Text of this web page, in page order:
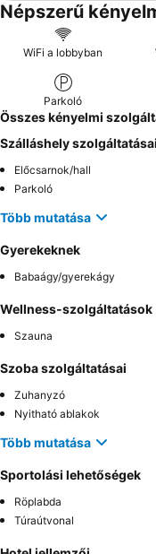
Népszerű
WiFi a lobbyban
Parkoló
Összes kényelmi
Szálláshely szolgáltatásai
Előcsarnok/hall
Parkoló
Több mutatása
Gyerekeknek
Babaágy/gyerekágy
Wellness-szolgáltatások
Szauna
Szoba szolgáltatásai
Zuhanyzó
Nyitható ablakok
Több mutatása
Sportolási lehetőségek
Röplabda
Túraútvonal